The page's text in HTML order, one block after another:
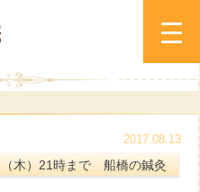
2017.08.13
木）21時まで 船橋の鍼灸